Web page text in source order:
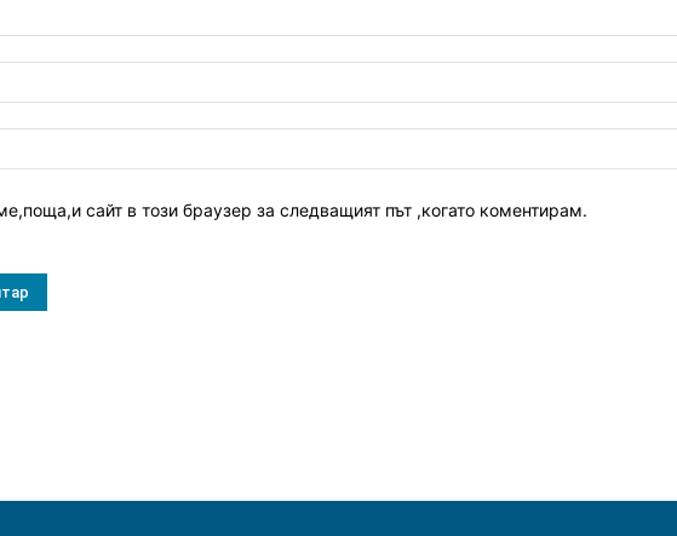
сайт в този браузер за следващият път ,когато коментирам.